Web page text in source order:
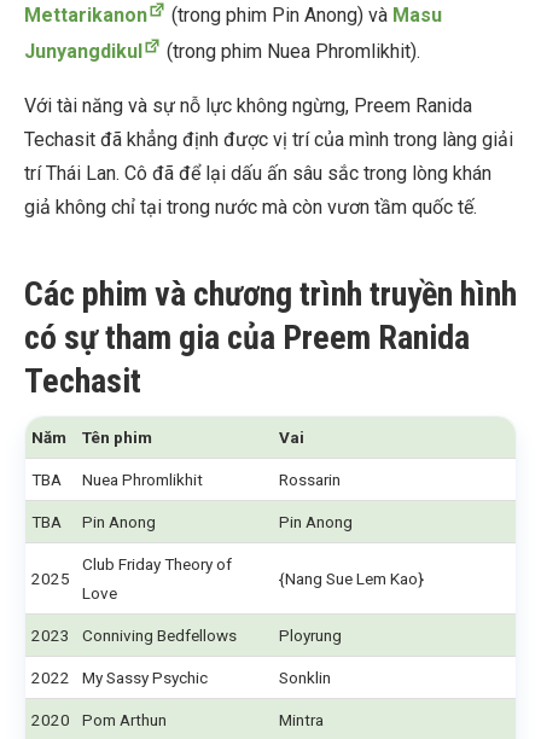
Mettarikanon
(trong phim Pin Anong) và Masu
Junyangdikul
(trong phim Nuea Phromlikhit).
Với tài năng và sự nỗ lực không ngừng, Preem Ranida
Techasit đã khẳng định được vị trí của mình trong làng giải
trí Thái Lan. Cô đã để lại dấu ấn sâu sắc trong lòng khán
giả không chỉ tại trong nước mà còn vươn tầm quốc tế.
Các phim và chương trình truyền hình
có sự tham gia của Preem Ranida
Techasit
Năm Tên phim Vai
TBA Nuea Phromlikhit Rossarin
TBA Pin Anong Pin Anong
2025
Club Friday Theory of
Love
{Nang Sue Lem Kao}
2023 Conniving Bedfellows Ployrung
2022 My Sassy Psychic Sonklin
2020 Pom Arthun Mintra